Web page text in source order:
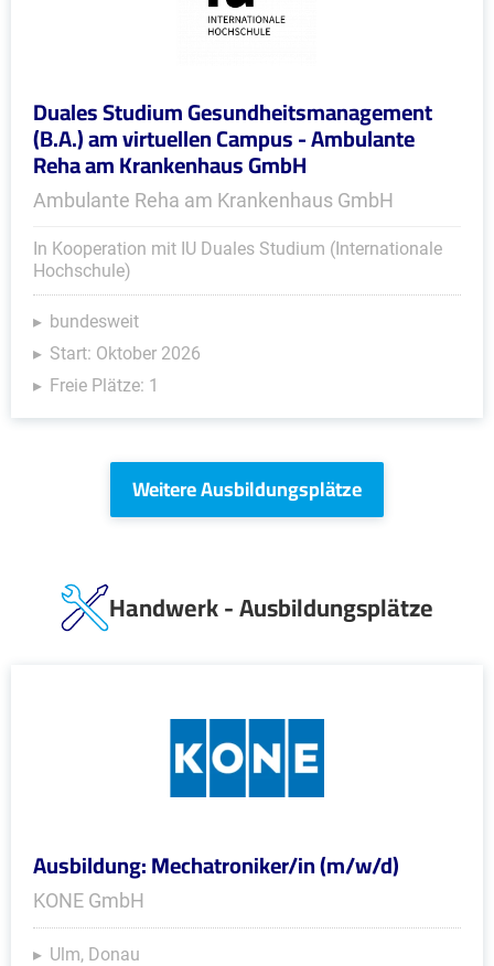
Duales Studium Gesundheitsmanagement
(B.A.) am virtuellen Campus - Ambulante
Reha am Krankenhaus GmbH
Ambulante Reha am Krankenhaus GmbH
In Kooperation mit IU Duales Studium (Internationale
Hochschule)
bundesweit
Start: Oktober 2026
Freie Plätze: 1
Weitere Ausbildungsplätze
Handwerk - Ausbildungsplätze
Ausbildung: Mechatroniker/in (m/w/d)
KONE GmbH
Ulm, Donau